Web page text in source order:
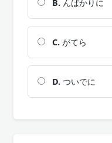
B. んばかりに
C. がてら
D. ついでに